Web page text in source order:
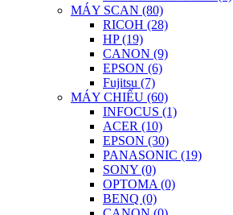
MÁY SCAN (80)
RICOH (28)
HP (19)
CANON (9)
EPSON (6)
Fujitsu (7)
MÁY CHIẾU (60)
INFOCUS (1)
ACER (10)
EPSON (30)
PANASONIC (19)
SONY (0)
OPTOMA (0)
BENQ (0)